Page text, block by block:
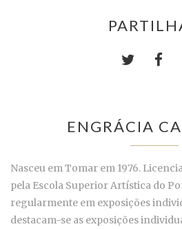
ENGRÁCIA
Nasceu em Tomar em 1976.
pela Escola Superior Artística do
regularmente em exposições
destacam-se as exposições